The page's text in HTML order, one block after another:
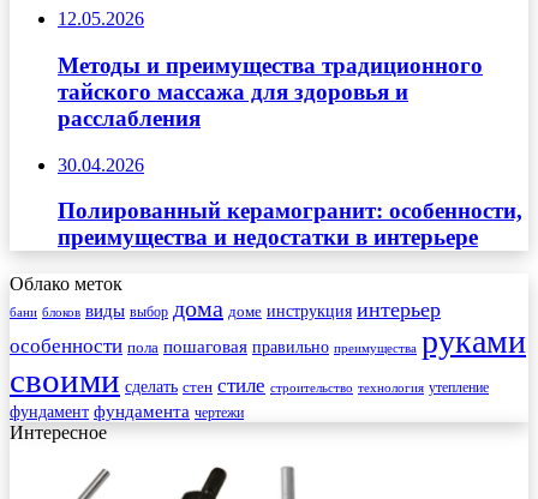
12.05.2026
Методы и преимущества традиционного
тайского массажа для здоровья и
расслабления
30.04.2026
Полированный керамогранит: особенности,
преимущества и недостатки в интерьере
Облако меток
бани блоков виды выбор дома доме инструкция интерьер
особенности пола пошаговая правильно преимущества руками
своими сделать стен стиле строительство технология утепление
фундамент фундамента чертежи
Интересное